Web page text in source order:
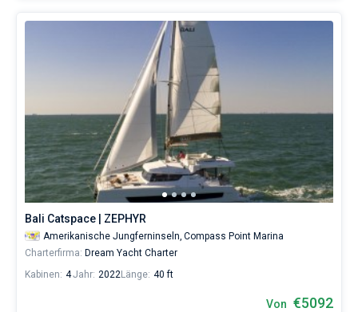
Bali Catspace | ZEPHYR
Amerikanische Jungferninseln, Compass Point Marina
Charterfirma: Dream Yacht Charter
Kabinen: 4Jahr: 2022Länge: 40 ft
Von €5092